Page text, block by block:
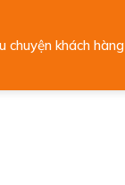
chuyện khách hàng